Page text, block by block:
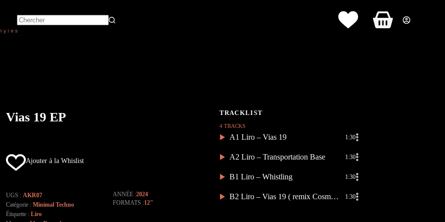
Panier
Vias 19 EP
Ajouter à la Whislist
UGS : AKR07
Catégorie : Minimal Techno
Étiquette : Liro
ANNÉE 2024
FORMATS 12"
4 TRACKS
A1 Liro – Vias 19 1:30
A2 Liro – Transportation Base 1:30
B1 Liro – Whistling 1:30
B2 Liro – Vias 19 ( remix Cosmic Clap 1:30